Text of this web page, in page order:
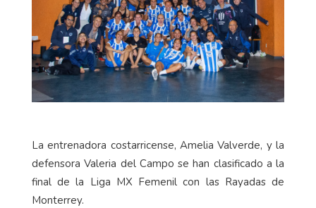
La entrenadora costarricense, Amelia Valverde, y la
defensora Valeria del Campo se han clasificado a la
final de la Liga MX Femenil con las Rayadas de
Monterrey.